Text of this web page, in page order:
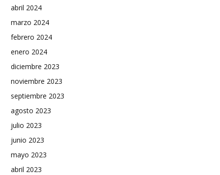
abril 2024
marzo 2024
febrero 2024
enero 2024
diciembre 2023
noviembre 2023
septiembre 2023
agosto 2023
julio 2023
junio 2023
mayo 2023
abril 2023